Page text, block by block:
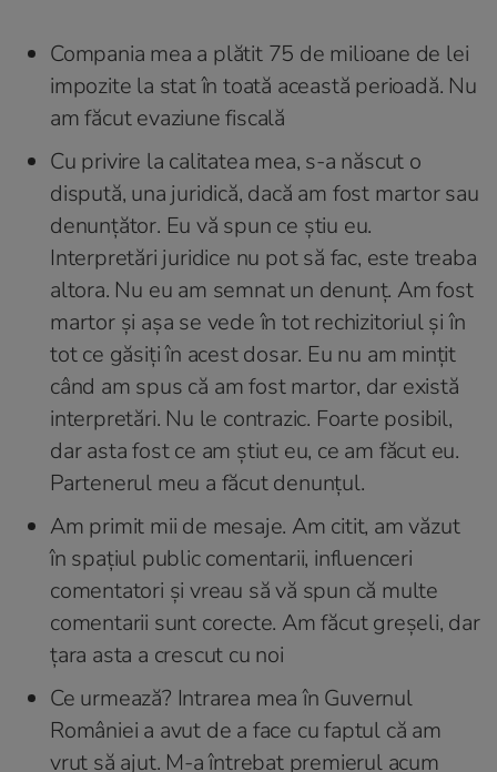
Compania mea a plătit 75 de milioane de lei
impozite la stat în toată această perioadă. Nu
am făcut evaziune fiscală
Cu privire la calitatea mea, s-a născut o
dispută, una juridică, dacă am fost martor sau
denunțător. Eu vă spun ce știu eu.
Interpretări juridice nu pot să fac, este treaba
altora. Nu eu am semnat un denunț. Am fost
martor și așa se vede în tot rechizitoriul și în
tot ce găsiți în acest dosar. Eu nu am mințit
când am spus că am fost martor, dar există
interpretări. Nu le contrazic. Foarte posibil,
dar asta fost ce am știut eu, ce am făcut eu.
Partenerul meu a făcut denunțul.
Am primit mii de mesaje. Am citit, am văzut
în spațiul public comentarii, influenceri
comentatori și vreau să vă spun că multe
comentarii sunt corecte. Am făcut greșeli, dar
țara asta a crescut cu noi
Ce urmează? Intrarea mea în Guvernul
României a avut de a face cu faptul că am
vrut să ajut. M-a întrebat premierul acum